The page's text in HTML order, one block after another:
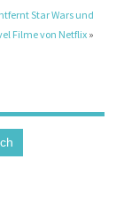
Star Wars und
Filme von Netflix»